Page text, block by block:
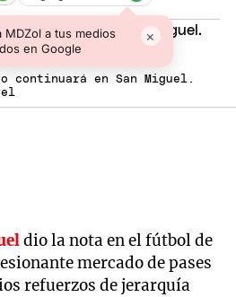
MDZol a tus medios
en Google
×
continuará en San Miguel.
dio la nota en el fútbol de
mercado de pases
refuerzos de jerarquía